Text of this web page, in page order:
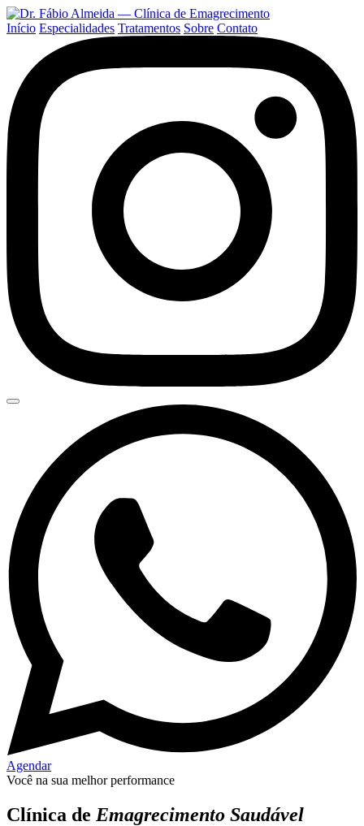
Início Especialidades Tratamentos Sobre Contato
Agendar
Você na sua melhor performance
Clínica de Emagrecimento Saudável